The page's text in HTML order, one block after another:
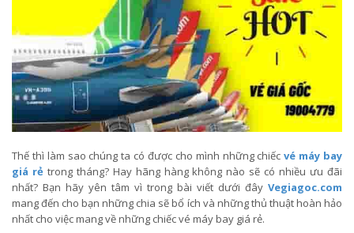
Thế thì làm sao chúng ta có được cho mình những chiếcvé máy bay
giá rẻ trong tháng? Hay hãng hàng không nào sẽ có nhiều ưu đãi
nhất? Bạn hãy yên tâm vì trong bài viết dưới đây Vegiagoc.com
mang đến cho bạn những chia sẽ bổ ích và những thủ thuật hoàn hảo
nhất cho việc mang về những chiếc vé máy bay giá rẻ.